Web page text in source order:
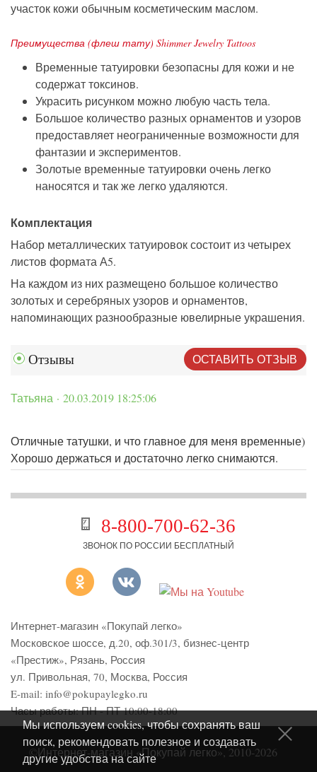
участок кожи обычным косметическим маслом.
Преимущества (флеш тату) Shimmer Jewelry Tattoos
Временные татуировки безопасны для кожи и не
содержат токсинов.
Украсить рисунком можно любую часть тела.
Большое количество разных орнаментов и узоров
предоставляет неограниченные возможности для
фантазии и экспериментов.
Золотые временные татуировки очень легко
наносятся и так же легко удаляются.
Комплектация
Набор металлических татуировок состоит из четырех
листов формата А5.
На каждом из них размещено большое количество
золотых и серебряных узоров и орнаментов,
напоминающих разнообразные ювелирные украшения.
Отзывы ОСТАВИТЬ ОТЗЫВ
Татьяна · 20.03.2019 18:25:06
Отличные татушки, и что главное для меня временные)
Хорошо держаться и достаточно легко снимаются.
8-800-700-62-36
ЗВОНОК ПО РОССИИ БЕСПЛАТНЫЙ
Интернет-магазин «Покупай легко»
Московское шоссе, д.20, оф.301/3, бизнес-центр
«Престиж», Рязань, Россия
ул. Привольная, 70, Москва, Россия
E-mail: info@pokupaylegko.ru
Часы работы:ПН - ПТ 10:00-18:00
©Интернет-магазин «Покупай легко», 2010-2026
Мы используем cookies, чтобы сохранять ваш
поиск, рекомендовать полезное и создавать
другие удобства на сайте